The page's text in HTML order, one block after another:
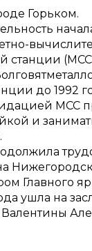
Горьком.
станции
до 1992
МСС
и
Главного
ушла на